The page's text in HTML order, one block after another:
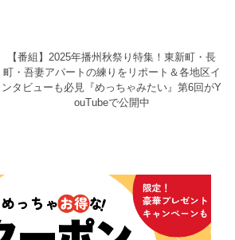
【番組】2025年播州秋祭り特集！東新町・長
町・吾妻アパートの練りをリポート＆各地区イ
ンタビューも必見『めっちゃみたい』第6回がY
ouTubeで公開中